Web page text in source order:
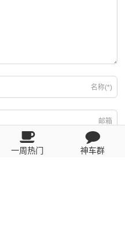
名称(*)
邮箱
一周热门 神车群